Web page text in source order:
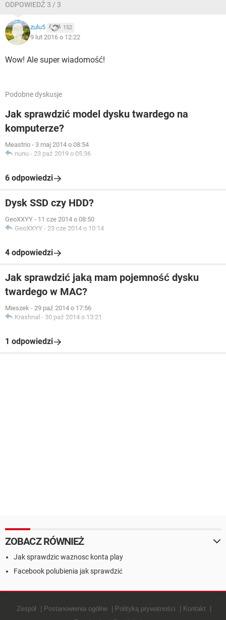
ODPOWIEDŹ 3 / 3
zulu5 152
9 lut 2016 o 12:22
Wow! Ale super wiadomość!
Podobne dyskusje
Jak sprawdzić model dysku twardego na
komputerze?
Meastrio - 3 maj 2014 o 08:54
nunu - 23 paź 2019 o 05:36
6 odpowiedzi
Dysk SSD czy HDD?
GeoXXYY - 11 cze 2014 o 08:50
GeoXXYY - 23 cze 2014 o 10:14
4 odpowiedzi
Jak sprawdzić jaką mam pojemność dysku
twardego w MAC?
Mieszek - 29 paź 2014 o 17:56
Krashnal - 30 paź 2014 o 13:21
1 odpowiedzi
ZOBACZ RÓWNIEŻ
Jak sprawdzic waznosc konta play
Facebook polubienia jak sprawdzić
Zespół Postanowienia ogólne Polityką prywatności
Kontakt